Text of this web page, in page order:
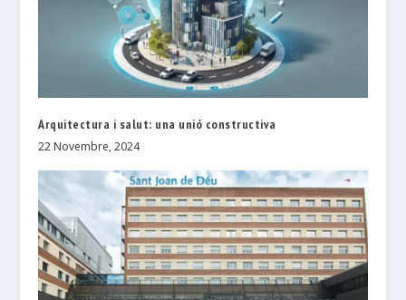
Arquitectura i salut: una unió constructiva
22 Novembre, 2024